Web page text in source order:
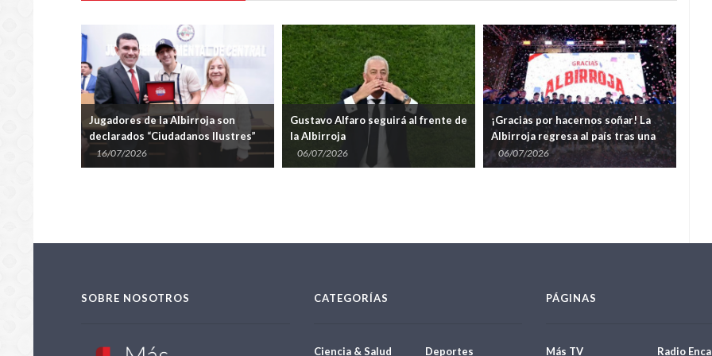
Jugadores de la Albirroja son
declarados “Ciudadanos Ilustres”
en Central
16/07/2026
Gustavo Alfaro seguirá al frente de
la Albirroja
06/07/2026
¡Gracias por hacernos soñar! La
Albirroja regresa al país tras una
campaña mundialista que devolvió
la ilusión al Paraguay
06/07/2026
SOBRE NOSOTROS CATEGORÍAS
Ciencia & Salud Deportes
PÁGINAS
Más TV Radio